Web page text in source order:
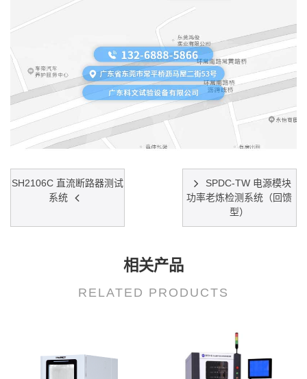
SH2106C 直流断路器测试
系统
SPDC-TW 电源模块
功率老炼检测系统（回馈
型）
相关产品
RELATED PRODUCTS